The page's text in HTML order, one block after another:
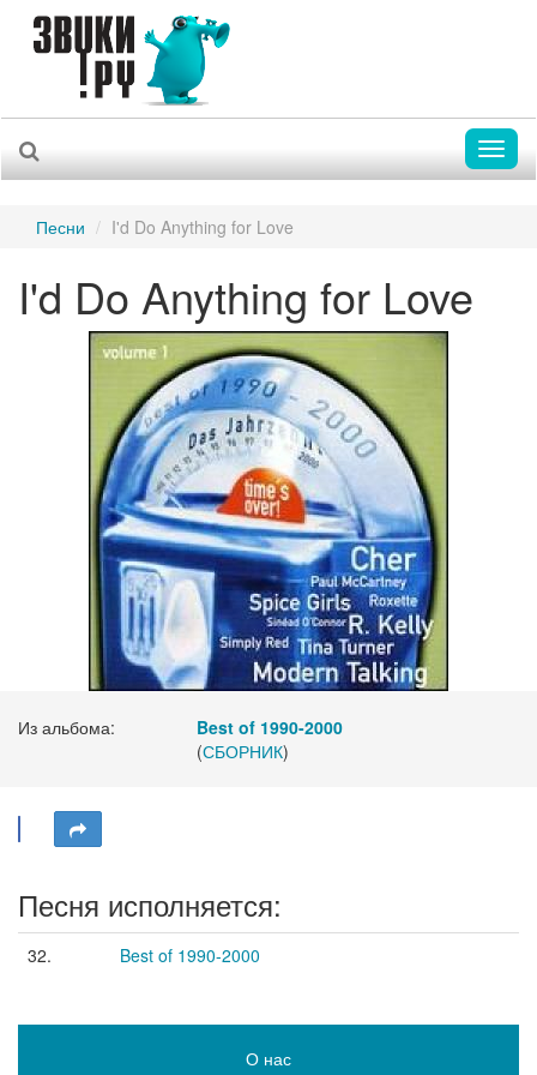
Песни I'd Do Anything for Love
I'd Do Anything for Love
Из альбома:
Best of 1990-2000
(СБОРНИК)
Песня исполняется:
32. Best of 1990-2000
О нас